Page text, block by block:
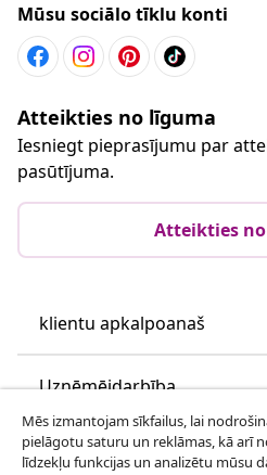
Mūsu sociālo tīklu konti
Atteikties no līguma
Iesniegt pieprasījumu par
pasūtījuma.
Atteikties
klientu apkalpoanaš
Uzņēmējdarbība
vidaXL
Mēs izmantojam sīkfailus, lai
pielāgotu saturu un reklāmas, kā arī
līdzekļu funkcijas un analizētu mūsu